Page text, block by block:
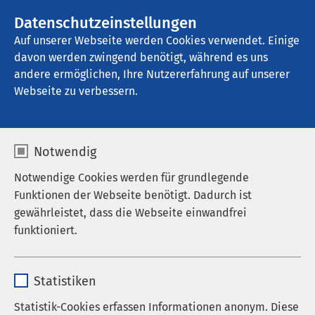
Datenschutzeinstellungen
Auf unserer Webseite werden Cookies verwendet. Einige
davon werden zwingend benötigt, während es uns
andere ermöglichen, Ihre Nutzererfahrung auf unserer
Webseite zu verbessern.
Notwendig
Notwendige Cookies werden für grundlegende
Funktionen der Webseite benötigt. Dadurch ist
gewährleistet, dass die Webseite einwandfrei
funktioniert.
Anbieter sgalinski
Statistiken
Statistik-Cookies erfassen Informationen anonym. Diese
AMEOS Klinikum Bernburg
Medizinproduktesicherh
eit
Beauftragter für
Medizinproduktesicherheit
Gesundheitseinrichtung mit regelmäßig mehr als 20